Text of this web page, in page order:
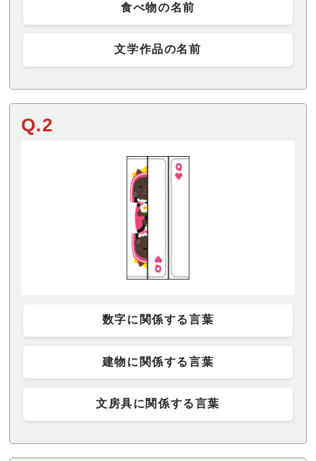
食べ物の名前
文学作品の名前
Q.2
数字に関係する言葉
建物に関係する言葉
文房具に関係する言葉